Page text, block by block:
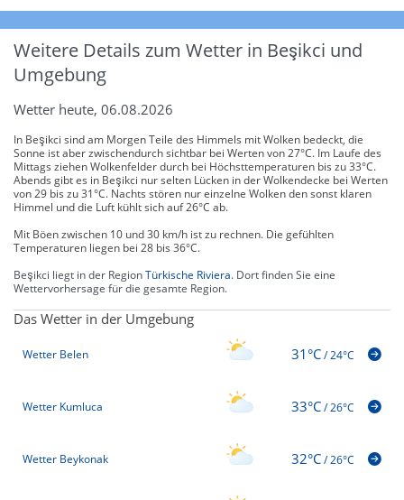
Weitere Details zum Wetter in Beşikci und
Umgebung
Wetter heute, 06.08.2026
In Beşikci sind am Morgen Teile des Himmels mit Wolken bedeckt, die
Sonne ist aber zwischendurch sichtbar bei Werten von 27°C. Im Laufe des
Mittags ziehen Wolkenfelder durch bei Höchsttemperaturen bis zu 33°C.
Abends gibt es in Beşikci nur selten Lücken in der Wolkendecke bei Werten
von 29 bis zu 31°C. Nachts stören nur einzelne Wolken den sonst klaren
Himmel und die Luft kühlt sich auf 26°C ab.
Mit Böen zwischen 10 und 30 km/h ist zu rechnen. Die gefühlten
Temperaturen liegen bei 28 bis 36°C.
Beşikci liegt in der RegionTürkische Riviera. Dort finden Sie eine
Wettervorhersage für die gesamte Region.
Das Wetter in der Umgebung
Wetter Belen 31°C/24°C
Wetter Kumluca 33°C/26°C
Wetter Beykonak 32°C/26°C